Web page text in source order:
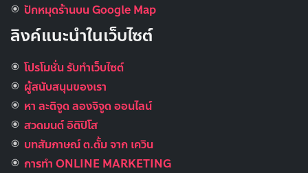
ปักหมุดร้านบน Google Map
ลิงค์แนะนำในเว็บไซต์
โปรโมชั่น รับทำเว็บไซต์
ผู้สนับสนุนของเรา
หา ละติจูด ลองจิจูด ออนไลน์
สวดมนต์ อิติปิโส
บทสัมภาษณ์ ต.ตั้ม จาก เควิน
การทำ ONLINE MARKETING